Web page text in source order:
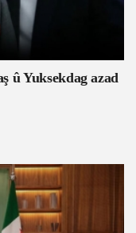
û Yuksekdag azad